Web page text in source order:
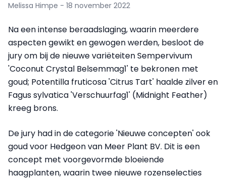
Melissa Himpe - 18 november 2022
Na een intense beraadslaging, waarin meerdere
aspecten gewikt en gewogen werden, besloot de
jury om bij de nieuwe variëteiten Sempervivum
'Coconut Crystal Belsemmag1' te bekronen met
goud; Potentilla fruticosa 'Citrus Tart' haalde zilver en
Fagus sylvatica 'Verschuurfag1' (Midnight Feather)
kreeg brons.
De jury had in de categorie 'Nieuwe concepten' ook
goud voor Hedgeon van Meer Plant BV. Dit is een
concept met voorgevormde bloeiende
haagplanten, waarin twee nieuwe rozenselecties